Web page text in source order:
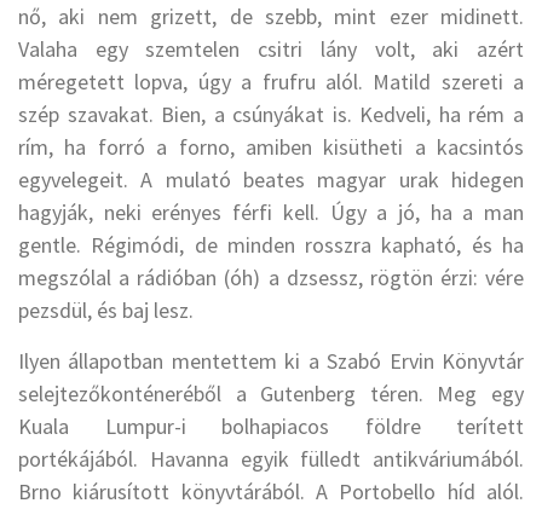
nő, aki nem grizett, de szebb, mint ezer midinett.
Valaha egy szemtelen csitri lány volt, aki azért
méregetett lopva, úgy a frufru alól. Matild szereti a
szép szavakat. Bien, a csúnyákat is. Kedveli, ha rém a
rím, ha forró a forno, amiben kisütheti a kacsintós
egyvelegeit. A mulató beates magyar urak hidegen
hagyják, neki erényes férfi kell. Úgy a jó, ha a man
gentle. Régimódi, de minden rosszra kapható, és ha
megszólal a rádióban (óh) a dzsessz, rögtön érzi: vére
pezsdül, és baj lesz.
Ilyen állapotban mentettem ki a Szabó Ervin Könyvtár
selejtezőkonténeréből a Gutenberg téren. Meg egy
Kuala Lumpur-i bolhapiacos földre terített
portékájából. Havanna egyik fülledt antikváriumából.
Brno kiárusított könyvtárából. A Portobello híd alól.